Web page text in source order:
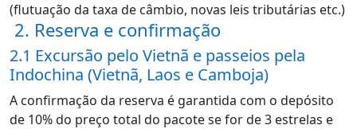
(flutuação da taxa de câmbio, novas leis tributárias etc.)
2. Reserva e confirmação
2.1 Excursão pelo Vietnã e passeios pela
Indochina (Vietnã, Laos e Camboja)
A confirmação da reserva é garantida com o depósito
de 10% do preço total do pacote se for de 3 estrelas e